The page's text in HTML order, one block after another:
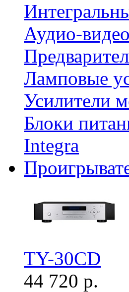
Аудио-
Ламповые
Усилители
Блоки
Integra
TY-30CD
44 720 р.